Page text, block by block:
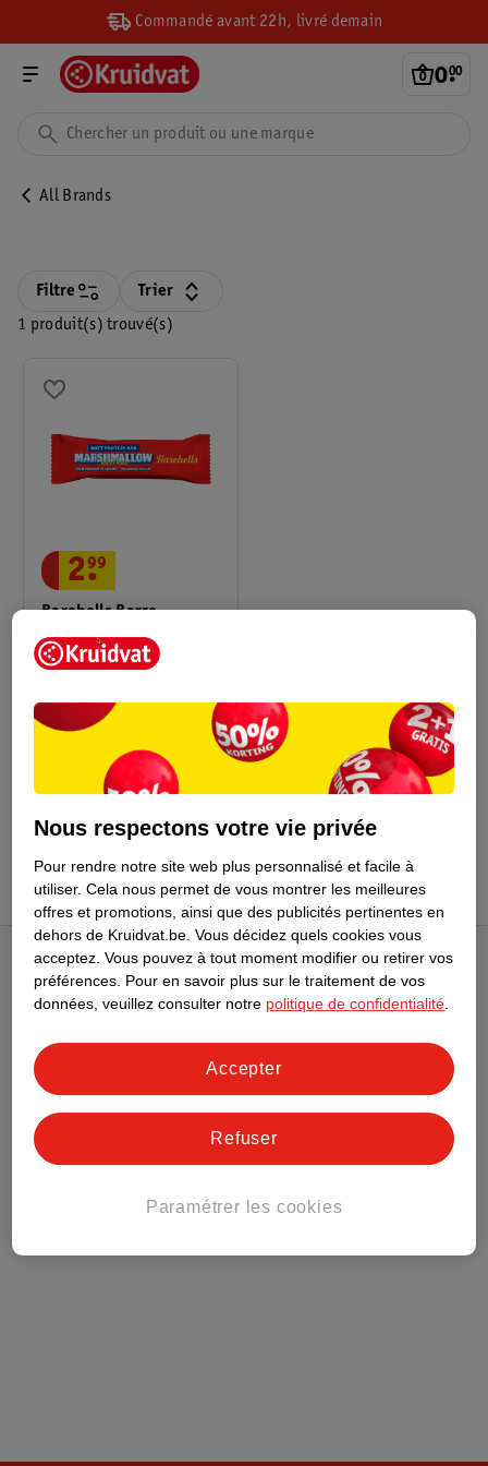
Commandé avant 22h, livré demain
0.
00
All Brands
1 produit(s) trouvé(s)
Filtre Trier
Barebells Barre
Protéinée Marshmallow
Rocky Soft
55g
2.
99
Conseil par Kruidvat
Club Kruidvat
Tout sur Kruidvat
Nous respectons votre vie privée
Pour rendre notre site web plus personnalisé et facile à
utiliser. Cela nous permet de vous montrer les meilleures
offres et promotions, ainsi que des publicités pertinentes en
dehors de Kruidvat.be. Vous décidez quels cookies vous
acceptez. Vous pouvez à tout moment modifier ou retirer vos
préférences. Pour en savoir plus sur le traitement de vos
données, veuillez consulter notre politique de confidentialité
Paramétrer les cookies
Refuser
Accepter